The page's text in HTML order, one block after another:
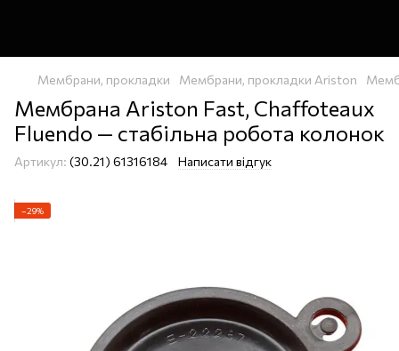
Мембрани, прокладки Мембрани, прокладки Ariston
Мембрана Ariston Fast, Chaffoteaux
Fluendo — стабільна робота колонок
Артикул: (30.21) 61316184 Написати відгук
−29%